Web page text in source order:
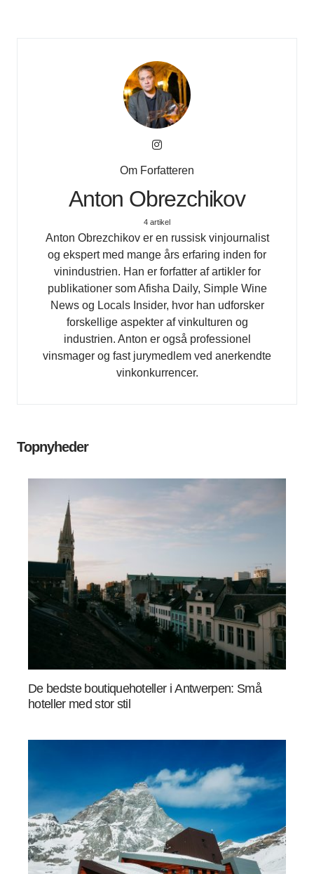
Om Forfatteren
Anton Obrezchikov
4 artikel
Anton Obrezchikov er en russisk vinjournalist
og ekspert med mange års erfaring inden for
vinindustrien. Han er forfatter af artikler for
publikationer som Afisha Daily, Simple Wine
News og Locals Insider, hvor han udforsker
forskellige aspekter af vinkulturen og
industrien. Anton er også professionel
vinsmager og fast jurymedlem ved anerkendte
vinkonkurrencer.
Topnyheder
De bedste boutiquehoteller i Antwerpen: Små
hoteller med stor stil